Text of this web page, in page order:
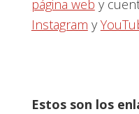
página web y
Instagram y
Estos son los